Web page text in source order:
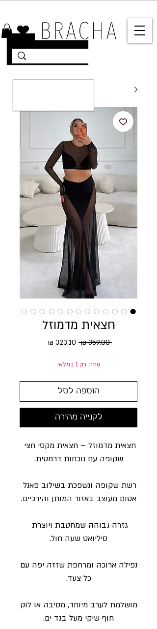
חצאית מדמוזל
‏359.00 ‏₪ מחיר רגיל
נותרו רק 1 במלאי
הוספה לסל
לקנייה מהירה
שקופה עם נוכחות דרמטית.
אטום מעוצב באזור המותן והירכיים.
סיליואט שעה חול.
כל צעד.
חוף שיקי מעל בגד ים.